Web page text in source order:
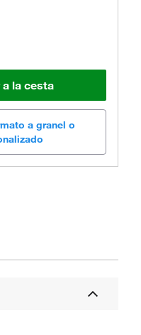
la cesta
a granel o